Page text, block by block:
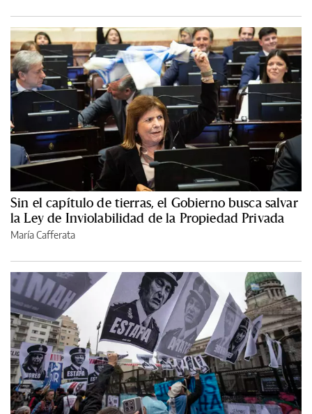
Sin el capítulo de tierras, el Gobierno busca salvar
la Ley de Inviolabilidad de la Propiedad Privada
María Cafferata